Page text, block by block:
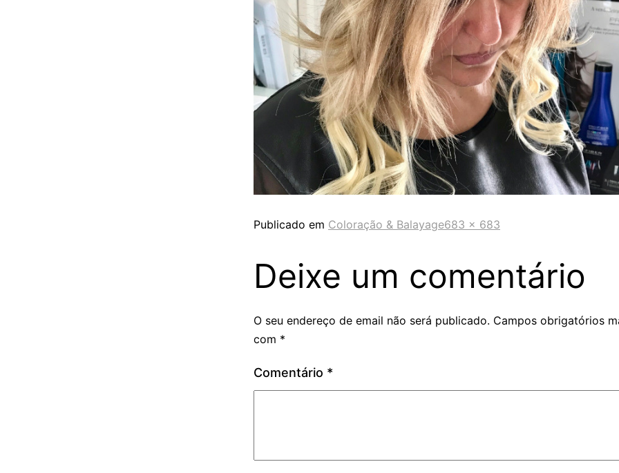
Publicado em Coloração & Balayage683 × 683
Deixe um comentário
O seu endereço de email não será publicado. Campos obrigatórios
com *
Comentário *